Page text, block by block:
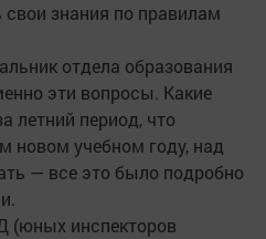
знания по правилам
отдела образования
эти вопросы. Какие
летний период, что
новом учебном году, над
— все это было подробно
(юных инспекторов